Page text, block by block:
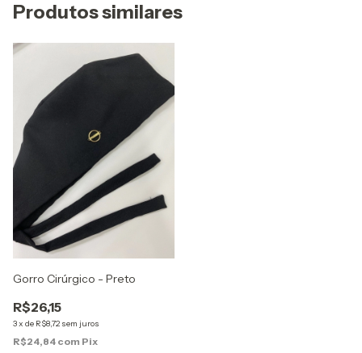
Produtos similares
Gorro Cirúrgico - Preto
R$26,15
3x de R$8,72 sem juros
R$24,84 com Pix